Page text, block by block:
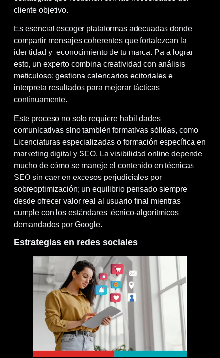
cliente objetivo.
Es esencial escoger plataformas adecuadas donde
compartir mensajes coherentes que fortalezcan la
identidad y reconocimiento de tu marca. Para lograr
esto, un experto combina creatividad con análisis
meticuloso: gestiona calendarios editoriales e
interpreta resultados para mejorar tácticas
continuamente.
Este proceso no solo requiere habilidades
comunicativas sino también formativas sólidas, como
Licenciaturas especializadas o formación específica en
marketing digital y SEO. La visibilidad online depende
mucho de cómo se maneje el contenido en técnicas
SEO sin caer en excesos perjudiciales por
sobreoptimización; un equilibrio pensado siempre
desde ofrecer valor real al usuario final mientras
cumple con los estándares técnico-algorítmicos
demandados por Google.
Estrategias en redes sociales